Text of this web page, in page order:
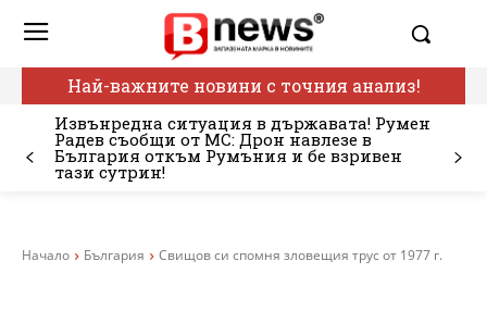
Най-важните новини с точния анализ!
Извънредна ситуация в държавата! Румен
Радев съобщи от МС: Дрон навлезе в
България откъм Румъния и бе взривен
тази сутрин!
Начало България Свищов си спомня зловещия трус от 1977 г.